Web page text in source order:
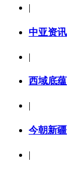
|
中亚资讯
|
西域底蕴
|
今朝新疆
|